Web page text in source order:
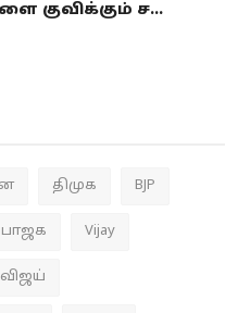
குவிக்கும் ச...
திமுக BJP
பாஜக Vijay
விஜய்